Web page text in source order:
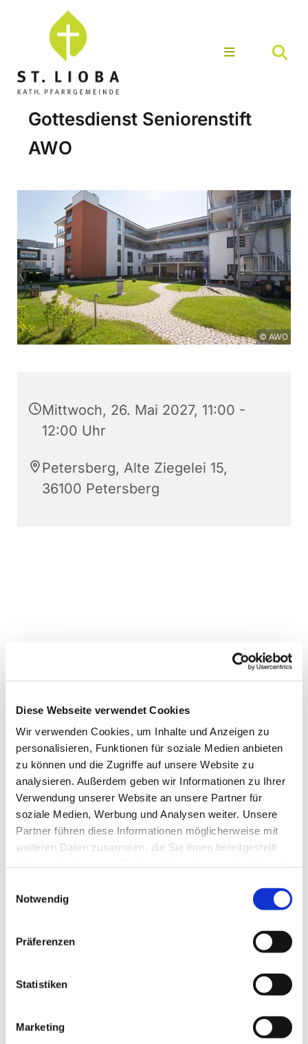
Diese Webseite verwendet Cookies
Wir verwenden Cookies, um Inhalte und Anzeigen zu
personalisieren, Funktionen für soziale Medien anbieten
zu können und die Zugriffe auf unsere Website zu
analysieren. Außerdem geben wir Informationen zu Ihrer
Verwendung unserer Website an unsere Partner für
soziale Medien, Werbung und Analysen weiter. Unsere
Partner führen diese Informationen möglicherweise mit
weiteren Daten zusammen, die Sie ihnen bereitgestellt
Notwendig
Präferenzen
Statistiken
Marketing
Gottesdienst Seniorenstift
AWO
© AWO
Mittwoch, 26. Mai 2027, 11:00 -
12:00 Uhr
Petersberg, Alte Ziegelei 15,
36100 Petersberg
Dies könnte Sie auch
interessieren